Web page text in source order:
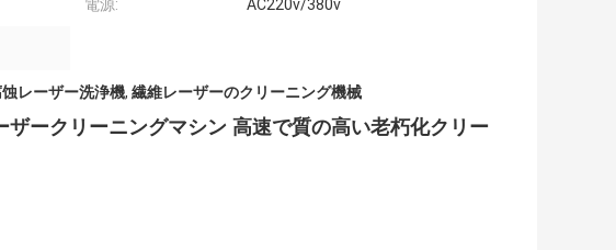
電源: AC220v/380v
レーザー洗浄機, 繊維レーザーのクリーニング機械
ークリーニングマシン 高速で質の高い老朽化クリー